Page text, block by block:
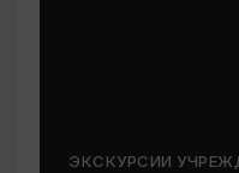
ЭКСКУРСИИ